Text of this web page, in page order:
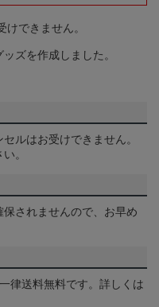
できません。
ズを作成しました。
ルはお受けできません。
。
されませんので、お早め
律送料無料です。詳しくは